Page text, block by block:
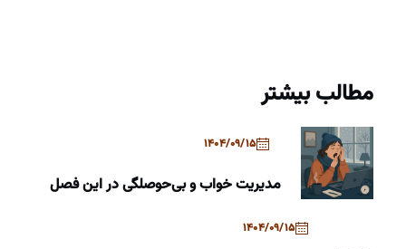
مطالب بیشتر
1404/09/15
مدیریت خواب و بی‌حوصلگی در این فصل
1404/09/15